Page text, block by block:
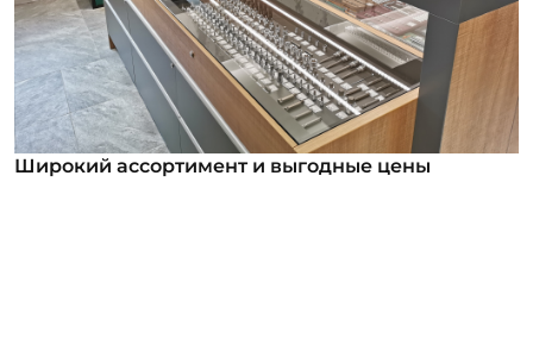
Широкий ассортимент и выгодные цены